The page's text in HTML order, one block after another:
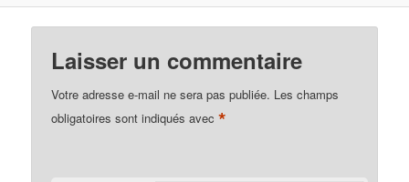
Laisser un commentaire
Votre adresse e-mail ne sera pas publiée. Les champs
obligatoires sont indiqués avec*